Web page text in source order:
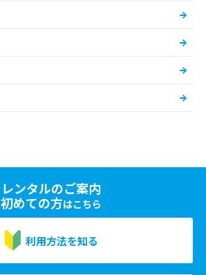
レンタルのご案内
初めての方はこちら
利用方法を知る